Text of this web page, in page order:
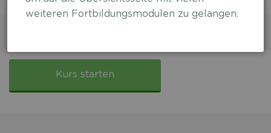
KOSTENLOS ANMELDEN
Nekrotisierende
ulzerierendeKurs starten
weiteren Fortbildungsmodulen zu gelangen.